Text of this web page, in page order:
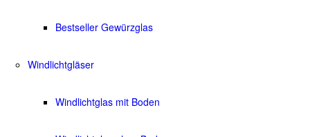
Bestseller Gewürzglas
Windlichtgläser
Windlichtglas mit Boden